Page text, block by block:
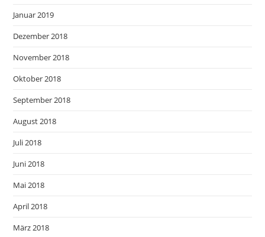
Januar 2019
Dezember 2018
November 2018
Oktober 2018
September 2018
August 2018
Juli 2018
Juni 2018
Mai 2018
April 2018
März 2018